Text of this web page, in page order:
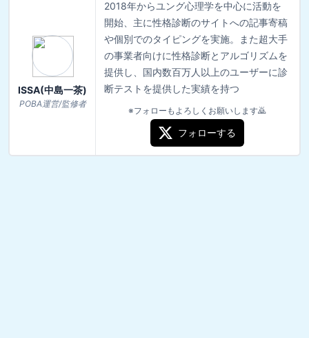
ISSA(中島一茶)
POBA運営/監修者
2018年からユング心理学を中心に活動を
開始、主に性格診断のサイトへの記事寄稿
や個別でのタイピングを実施。また超大手
の事業者向けに性格診断とアルゴリズムを
提供し、国内数百万人以上のユーザーに診
断テストを提供した実績を持つ
※フォローもよろしくお願いします🙇
フォローする